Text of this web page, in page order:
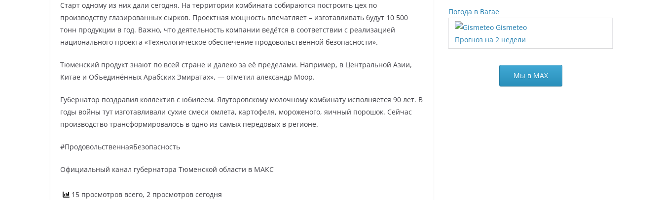
Старт одному из них дали сегодня. На территории комбината собираются построить цех по
производству глазированных сырков. Проектная мощность впечатляет – изготавливать будут 10 500
тонн продукции в год. Важно, что деятельность компании ведётся в соответствии с реализацией
национального проекта «Технологическое обеспечение продовольственной безопасности».
Тюменский продукт знают по всей стране и далеко за её пределами. Например, в Центральной Азии,
Китае и Объединённых Арабских Эмиратах», — отметил александр Моор.
Губернатор поздравил коллектив с юбилеем. Ялуторовскому молочному комбинату исполняется 90 лет. В
годы войны тут изготавливали сухие смеси омлета, картофеля, мороженого, яичный порошок. Сейчас
производство трансформировалось в одно из самых передовых в регионе.
#ПродовольственнаяБезопасность
Официальный канал губернатора Тюменской области в МАКС
15 просмотров всего, 2 просмотров сегодня
Погода в Вагае
Gismeteo
Прогноз на 2 недели
Мы в МАХ